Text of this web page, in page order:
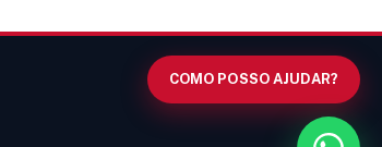
COMO POSSO AJUDAR?